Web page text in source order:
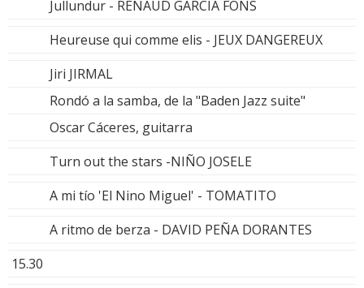
Jullundur - RENAUD GARCIA FONS
Heureuse qui comme elis - JEUX DANGEREUX
Jiri JIRMAL
Rondó a la samba, de la "Baden Jazz suite"
Oscar Cáceres, guitarra
Turn out the stars -NIÑO JOSELE
A mi tío 'El Nino Miguel' - TOMATITO
A ritmo de berza - DAVID PEÑA DORANTES
15.30